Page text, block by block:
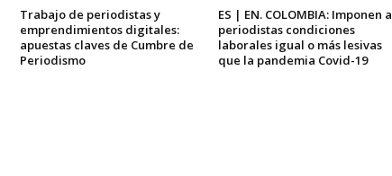
Trabajo de periodistas y
emprendimientos digitales:
apuestas claves de Cumbre de
Periodismo
ES | EN. COLOMBIA: Imponen a
periodistas condiciones
laborales igual o más lesivas
que la pandemia Covid-19